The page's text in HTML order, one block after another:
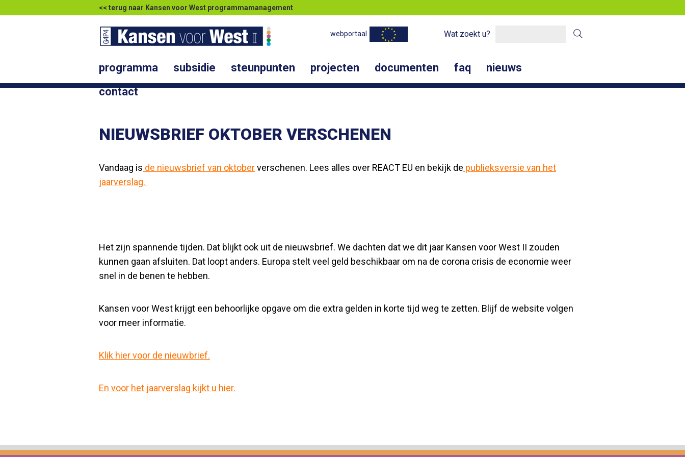
<< terug naar Kansen voor West programmamanagement
Wat zoekt u?
webportaal
programma subsidie steunpunten projecten documenten faq
nieuws
contact
NIEUWSBRIEF OKTOBER VERSCHENEN
Vandaag is de nieuwsbrief van oktoberverschenen. Lees alles over REACT EU en bekijk de publieksversie van het
jaarverslag.
Het zijn spannende tijden. Dat blijkt ook uit de nieuwsbrief. We dachten dat we dit jaar Kansen voor West II zouden
kunnen gaan afsluiten. Dat loopt anders. Europa stelt veel geld beschikbaar om na de corona crisis de economie weer
snel in de benen te hebben.
Kansen voor West krijgt een behoorlijke opgave om die extra gelden in korte tijd weg te zetten. Blijf de website volgen
voor meer informatie.
Klik hier voor de nieuwbrief.
En voor het jaarverslag kijkt u hier.